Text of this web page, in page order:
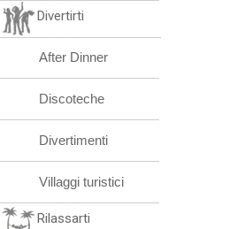
Divertirti
After Dinner
Discoteche
Divertimenti
Villaggi turistici
Rilassarti